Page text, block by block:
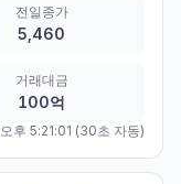
전일종가
5,460
거래대금
100억
오후 5:21:01 (30초 자동)